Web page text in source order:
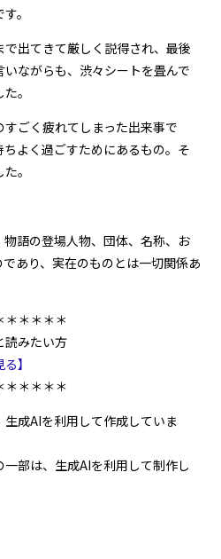
。
出てきて厳しく説得され、最後
ながらも、渋々シートを畳んで
。
ごく疲れてしまった出来事で
よく過ごすためにあるもの。そ
。
語の登場人物、団体、名称、お
あり、実在のものとは一切関係あ
＊＊＊＊＊
読みたい方
】
＊＊＊＊＊
成AIを利用して作成していま
部は、生成AIを利用して制作し